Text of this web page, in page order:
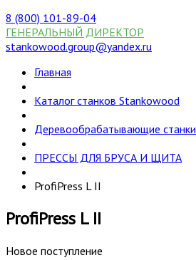
8 (800) 101-89-04
ГЕНЕРАЛЬНЫЙ ДИРЕКТОР
stankowood.group@yandex.ru
Главная
Каталог станков Stankowood
Деревообрабатывающие станки
ПРЕССЫ ДЛЯ БРУСА И ЩИТА
ProfiPress L II
ProfiPress L II
Новое поступление